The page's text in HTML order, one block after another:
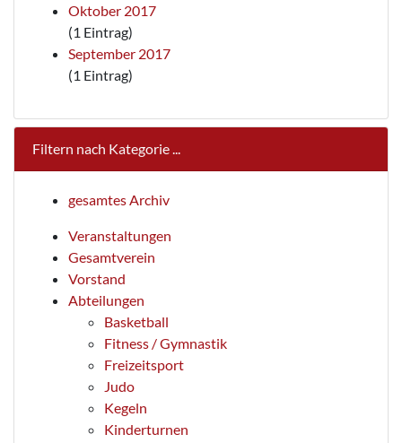
Oktober 2017
(1 Eintrag)
September 2017
(1 Eintrag)
Filtern nach Kategorie ...
gesamtes Archiv
Veranstaltungen
Gesamtverein
Vorstand
Abteilungen
Basketball
Fitness / Gymnastik
Freizeitsport
Judo
Kegeln
Kinderturnen